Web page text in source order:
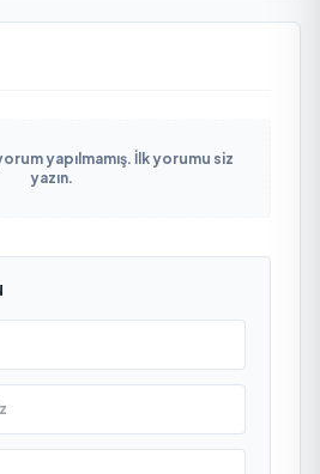
yapılmamış. İlk yorumu siz
yazın.